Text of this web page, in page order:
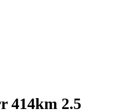
414km 2.5